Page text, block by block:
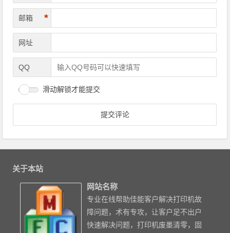
邮箱 *
网址
QQ
滑动解锁才能提交
关于本站
网站名称
专业在线帮助佳能客户解决打印机故
障问题，术有专攻，让客户足不出户
快速解决问题，打印机废墨清零，固